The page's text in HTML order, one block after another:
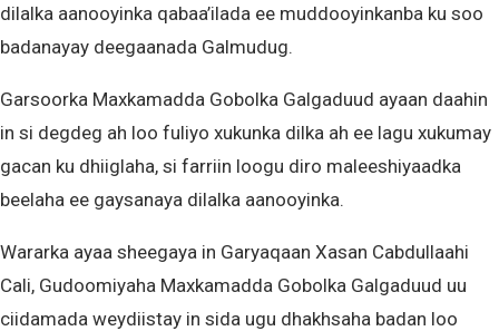
dilalka aanooyinka qabaa’ilada ee muddooyinkanba ku soo
badanayay deegaanada Galmudug.
Garsoorka Maxkamadda Gobolka Galgaduud ayaan daahin
in si degdeg ah loo fuliyo xukunka dilka ah ee lagu xukumay
gacan ku dhiiglaha, si farriin loogu diro maleeshiyaadka
beelaha ee gaysanaya dilalka aanooyinka.
Wararka ayaa sheegaya in Garyaqaan Xasan Cabdullaahi
Cali, Gudoomiyaha Maxkamadda Gobolka Galgaduud uu
ciidamada weydiistay in sida ugu dhakhsaha badan loo